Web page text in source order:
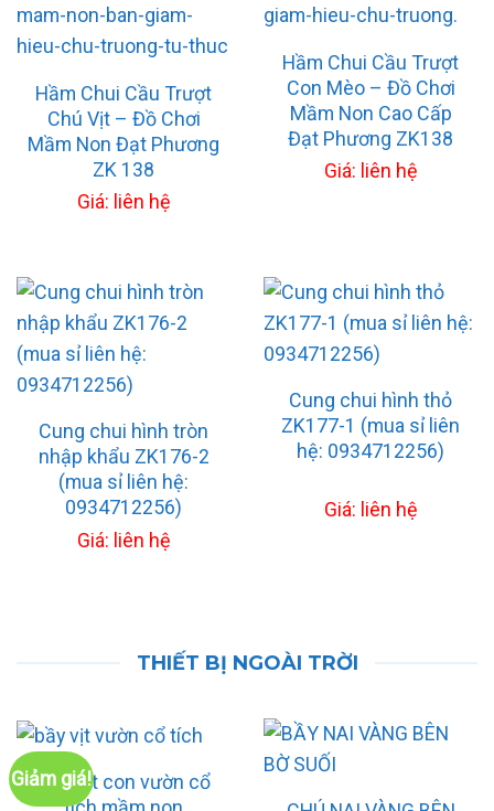
Hầm Chui Cầu Trượt
Chú Vịt – Đồ Chơi
Mầm Non Đạt Phương
ZK 138
Giá: liên hệ
Hầm Chui Cầu Trượt
Con Mèo – Đồ Chơi
Mầm Non Cao Cấp
Đạt Phương ZK138
Giá: liên hệ
Cung chui hình tròn
nhập khẩu ZK176-2
(mua sỉ liên hệ:
0934712256)
Giá: liên hệ
Cung chui hình thỏ
ZK177-1 (mua sỉ liên
hệ: 0934712256)
Giá: liên hệ
THIẾT BỊ NGOÀI TRỜI
Giảm giá!
Chú vịt con vườn cổ